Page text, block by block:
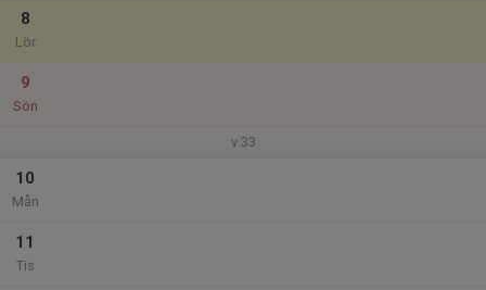
8
Lör
9
Sön
v.33
10
Mån
11
Tis